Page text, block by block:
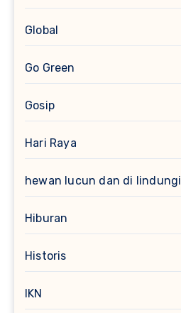
Global
Go Green
Gosip
Hari Raya
hewan lucun dan di lindungi
Hiburan
Historis
IKN